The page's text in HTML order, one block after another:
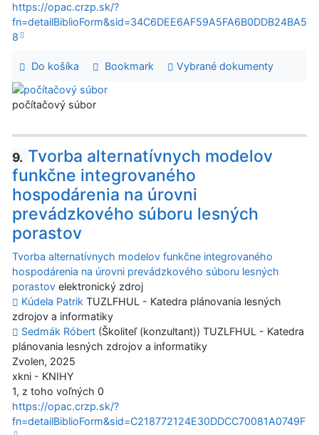
https://opac.crzp.sk/?
fn=detailBiblioForm&sid=34C6DEE6AF59A5FA6B0DDB24BA5
8
Do košíka Bookmark Vybrané dokumenty
počítačový súbor
9. Tvorba alternatívnych modelov
funkčne integrovaného
hospodárenia na úrovni
prevádzkového súboru lesných
porastov
Tvorba alternatívnych modelov funkčne integrovaného
hospodárenia na úrovni prevádzkového súboru lesných
porastov elektronický zdroj
Kúdela Patrik TUZLFHUL - Katedra plánovania lesných
zdrojov a informatiky
Sedmák Róbert (Školiteľ (konzultant)) TUZLFHUL - Katedra
plánovania lesných zdrojov a informatiky
Zvolen, 2025
xkni - KNIHY
1, z toho voľných 0
https://opac.crzp.sk/?
fn=detailBiblioForm&sid=C218772124E30DDCC70081A0749F